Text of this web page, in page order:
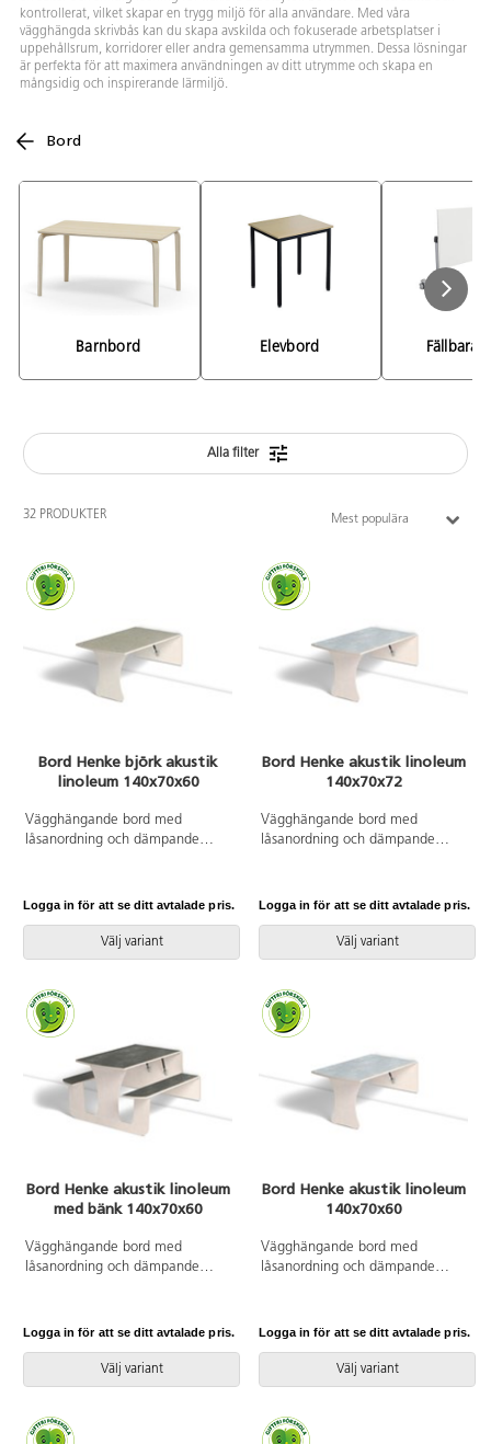
kontrollerat, vilket skapar en trygg miljö för alla användare. Med våra
vägghängda skrivbås kan du skapa avskilda och fokuserade arbetsplatser i
uppehållsrum, korridorer eller andra gemensamma utrymmen. Dessa lösningar
är perfekta för att maximera användningen av ditt utrymme och skapa en
mångsidig och inspirerande lärmiljö.
Bord
Barnbord Elevbord Fällbara
Alla filter
32 PRODUKTER Mest populära
Bord Henke björk akustik
linoleum 140x70x60
Vägghängande bord med
låsanordning och dämpande
kontrollerat. Kräver montering.
linoleum och lackad undersida.
Djup från vägg i uppfällt läge:
Logga in för att se ditt avtalade pris.
Välj variant
Bord Henke akustik linoleum
140x70x72
Vägghängande bord med
låsanordning och dämpande
kontrollerat. Kräver montering.
med linoleum och lackad
undersida. Djup från vägg i
Logga in för att se ditt avtalade pris.
Välj variant
Bord Henke akustik linoleum
med bänk 140x70x60
Vägghängande bord med
låsanordning och dämpande
kontrollerat. Kräver montering.
med linoleum och lackad
undersida. Integrerad sittbänk.
55 mm.
Logga in för att se ditt avtalade pris.
Välj variant
Bord Henke akustik linoleum
140x70x60
Vägghängande bord med
låsanordning och dämpande
kontrollerat. Kräver montering.
med linoleum och lackad
undersida. Djup från vägg i
Logga in för att se ditt avtalade pris.
Välj variant